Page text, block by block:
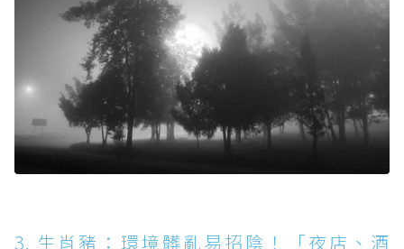
3. 生肖豬：環境髒亂易招陰！「夜店、酒